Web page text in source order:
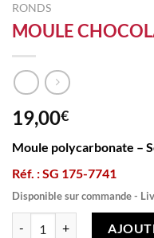
RONDS
MOULE
19,00€
Moule polycarbonate –
Réf. : SG 175-7741
Disponible sur commande -